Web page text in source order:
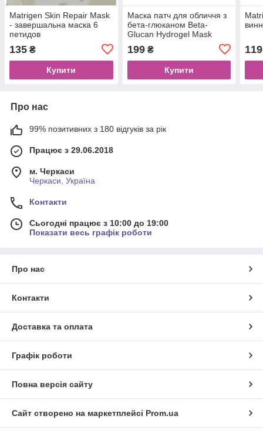
Matrigen Skin Repair Mask
- завершальна маска 6
петидов
135 ₴
Купити
Маска патч для обличчя з
бета-глюканом Beta-
Glucan Hydrogel Mask
199₴
Купити
119
Про нас
99% позитивних з 180 відгуків за рік
Працює з 29.06.2018
м. Черкаси
Черкаси, Україна
Контакти
Сьогодні працює з 10:00 до 19:00
Показати весь графік роботи
Про нас
Контакти
Доставка та оплата
Графік роботи
Повна версія сайту
Сайт створено на маркетплейсі Prom.ua